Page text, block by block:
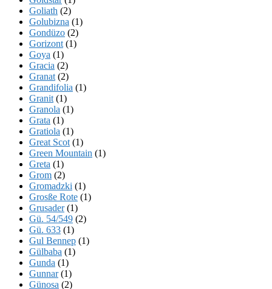
Goliath (2)
Golubizna (1)
Gondüzo (2)
Gorizont (1)
Goya (1)
Gracia (2)
Granat (2)
Grandifolia (1)
Granit (1)
Granola (1)
Grata (1)
Gratiola (1)
Great Scot (1)
Green Mountain (1)
Greta (1)
Grom (2)
Gromadzki (1)
Grosße Rote (1)
Grusader(1)
Gü. 54/549 (2)
Gü. 633 (1)
Gul Bennep (1)
Gülbaba (1)
Gunda (1)
Gunnar(1)
Günosa (2)